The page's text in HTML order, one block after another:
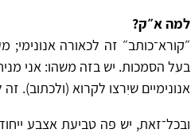
למה א״ק?
״קורא־כותב״ זה לכאורה
בעל הסמכות. יש בזה משהו: אני
אנונימיים שיִרצו לקרוא (ולכתוב).
ובכל־זאת, יש פה טביעת אצבע